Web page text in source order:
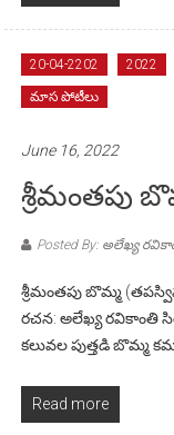
20-04-2202 2022
మాస పోటీలు
June 16, 2022
శ్రీమంతపు
Posted By: అలేఖ్య
శ్రీమంతపు బొమ్మ
రచన: అలేఖ్య రవికాంతి
కలువల పుత్తడి బొమ్మ
Read more